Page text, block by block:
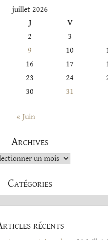
juillet 2026
J
V
2
3
9 10
16 17
23 24
30 31
« Juin
Archives
Catégories
récents